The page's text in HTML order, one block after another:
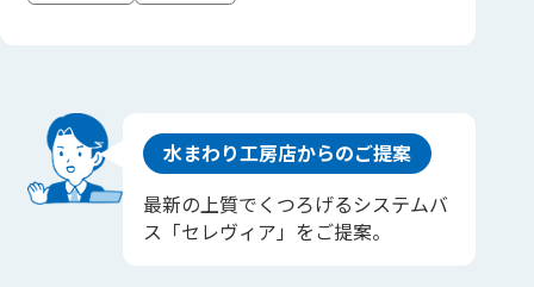
水まわり工房店からのご提案
最新の上質でくつろげるシステムバ
ス「セレヴィア」をご提案。